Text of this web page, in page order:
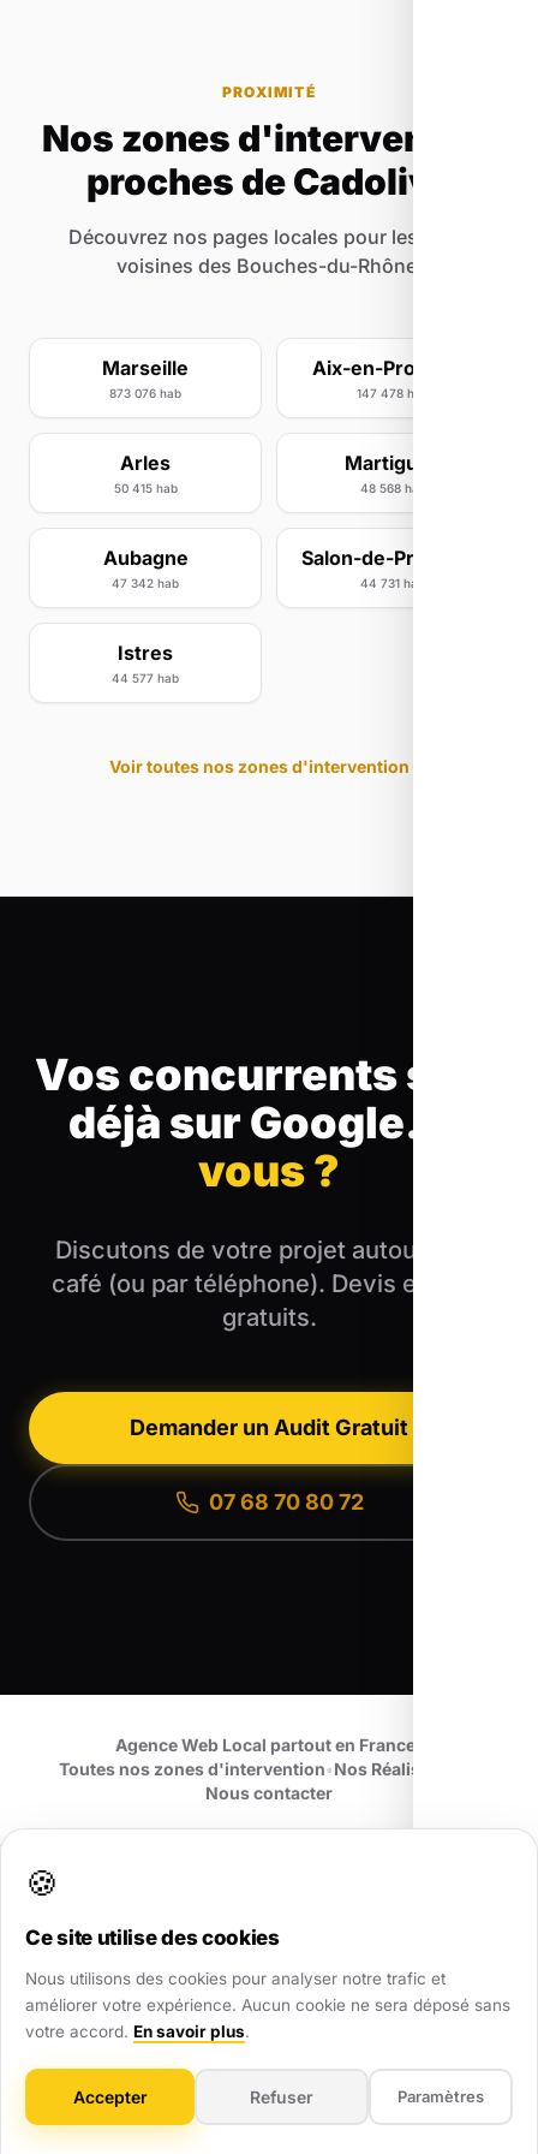
PROXIMITÉ
Nos zones d'intervention
proches de Cadolive
Découvrez nos pages locales pour les villes
voisines des Bouches-du-Rhône.
Marseille
873 076 hab
Aix-en-Provence
147 478 hab
Arles
50 415 hab
Martigues
48 568 hab
Aubagne
47 342 hab
Salon-de-Provence
44 731 hab
Istres
44 577 hab
Voir toutes nos zones d'intervention
Vos concurrents sont
déjà sur Google.
vous ?
Discutons de votre projet autour d'un
café (ou par téléphone). Devis et audit
gratuits.
Demander un Audit Gratuit
07 68 70 80 72
Agence Web Local partout en France
Toutes nos zones d'intervention•Nos Réalisations
Nous contacter
Partenaire digital de confiance pour les TPE et PME. Nous
transformons votre visibilité locale partout en France.
🍪
Ce site utilise des cookies
Nous utilisons des cookies pour analyser notre trafic et
améliorer votre expérience. Aucun cookie ne sera déposé sans
votre accord. En savoir plus.
Accepter Refuser Paramètres